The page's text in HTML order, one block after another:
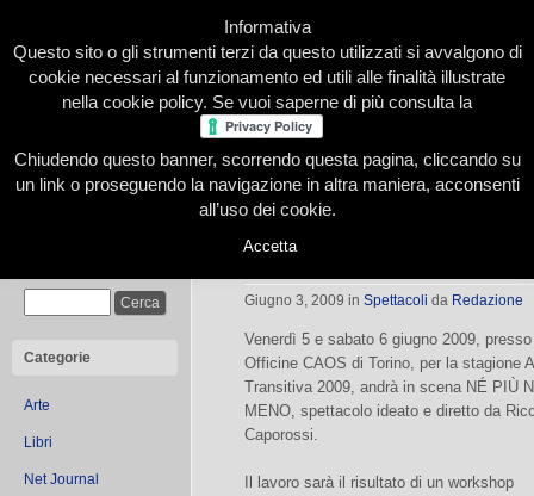
Home Presentazione Redazione Le nostre firme
Categorie
Arte
Libri
Net Journal
Né più né meno
Giugno 3, 2009 in Spettacoli da Redazione
Venerdì 5 e sabato 6 giugno 2009,
Officine CAOS di Torino, per la stagione
Transitiva 2009, andrà in scena NÉ PIÙ
MENO, spettacolo ideato e diretto da
Caporossi.
Il lavoro sarà il risultato di un workshop
Informativa
Questo sito o gli strumenti terzi da questo utilizzati si avvalgono di
cookie necessari al funzionamento ed utili alle finalità illustrate
nella cookie policy. Se vuoi saperne di più consulta la
Chiudendo questo banner, scorrendo questa pagina, cliccando su
un link o proseguendo la navigazione in altra maniera, acconsenti
all’uso dei cookie.
Accetta